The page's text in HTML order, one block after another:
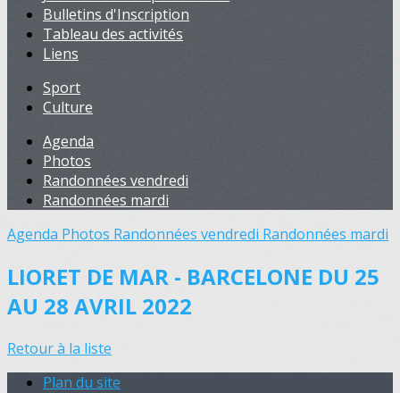
Bulletins d'Inscription
Tableau des activités
Liens
Sport
Culture
Agenda
Photos
Randonnées vendredi
Randonnées mardi
Agenda Photos Randonnées vendredi Randonnées mardi
LIORET DE MAR - BARCELONE DU 25
AU 28 AVRIL 2022
Retour à la liste
Plan du site